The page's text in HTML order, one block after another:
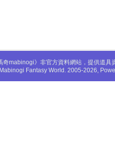
奇mabinogi》非官方資料網站，提供道
Fantasy World. 2005-2026,